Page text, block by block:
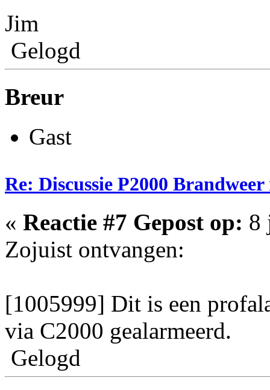
Jim
Gelogd
Breur
Gast
Re: Discussie P2000
« Reactie #7 Gepost op: 8
Zojuist ontvangen:
[1005999] Dit is een
via C2000 gealarmeerd.
Gelogd